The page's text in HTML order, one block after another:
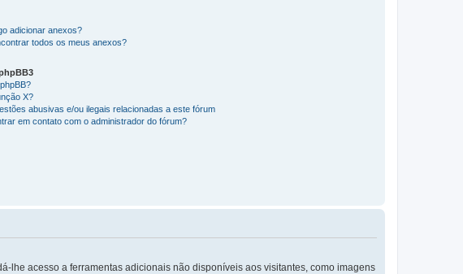
adicionar anexos?
todos os meus anexos?
X?
abusivas e/ou ilegais relacionadas a este fórum
em contato com o administrador do fórum?
lhe acesso a ferramentas adicionais não disponíveis aos visitantes, como imagens